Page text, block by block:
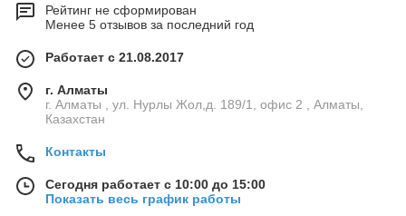
Рейтинг не сформирован
Менее 5 отзывов за последний год
Работает с 21.08.2017
г. Алматы
г. Алматы , ул. Нурлы Жол,д. 189/1, офис 2 , Алматы,
Казахстан
Контакты
Сегодня работает с 10:00 до 15:00
Показать весь график работы